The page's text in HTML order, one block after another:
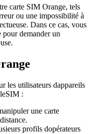
carte SIM Orange, tels
ou une impossibilité à
Dans ce cas, vous
pour demander un
les utilisateurs dappareils
:
une carte
profils dopérateurs